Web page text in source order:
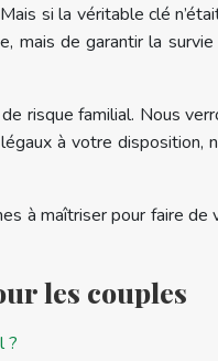
si la véritable clé
mais de garantir la
risque familial. Nous
à votre disposition,
à maîtriser pour faire
les couples
?